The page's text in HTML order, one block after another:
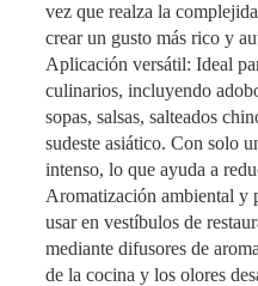
vez que realza la
crear un gusto más rico y
Aplicación versátil: Ideal
culinarios, incluyendo
sopas, salsas, salteados
sudeste asiático. Con solo
intenso, lo que ayuda a
Aromatización ambiental y
usar en vestíbulos de
mediante difusores de
de la cocina y los olores